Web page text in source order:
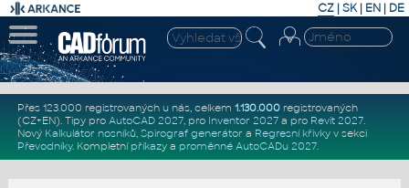
CZ | SK| EN | DE
Přes 123.000 registrovaných u nás, celkem 1.130.000registrovaných
(CZ+EN). Tipy pro AutoCAD 2027, pro Inventor 2027a pro Revit 2027.
Nový Kalkulátor nosníků, Spirograf generátor a Regresní křivkyv sekci
Převodníky. Kompletní příkazya proměnné AutoCADu 2027.